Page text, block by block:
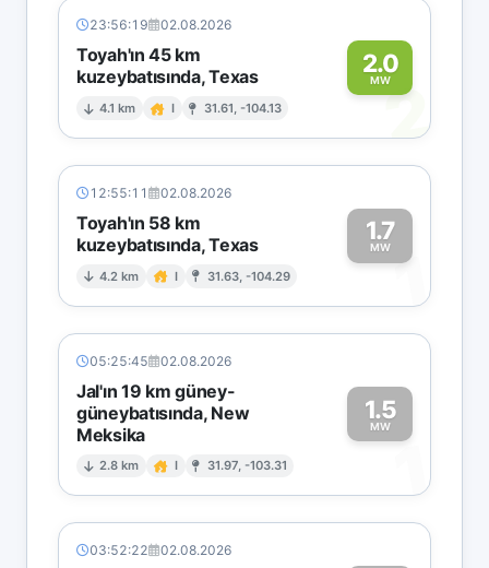
23:56:19 02.08.2026
Toyah'ın 45 km
kuzeybatısında, Texas
4.1 km I 31.61, -104.13
2.0
MW2
12:55:11 02.08.2026
Toyah'ın 58 km
kuzeybatısında, Texas
4.2 km I 31.63, -104.29
1.7
MW1
05:25:45 02.08.2026
Jal'ın 19 km güney-
güneybatısında, New
Meksika
2.8 km I 31.97, -103.31
1.5
MW
1
03:52:22 02.08.2026